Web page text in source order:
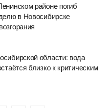
районе погиб
в Новосибирске
области: вода
близко к критическим